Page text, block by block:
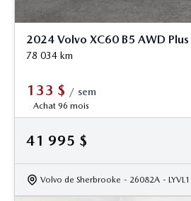
2024 Volvo XC60 B5 AWD
78 034 km
133 $ / sem
Achat 96 mois
41 995 $
Volvo de Sherbrooke - 26082A -